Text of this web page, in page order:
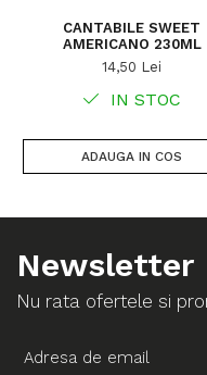
CANTABILE SWEET
AMERICANO 230ML
14,50 Lei
IN STOC
ADAUGA IN COS
Newsletter
Nu rata ofertele si